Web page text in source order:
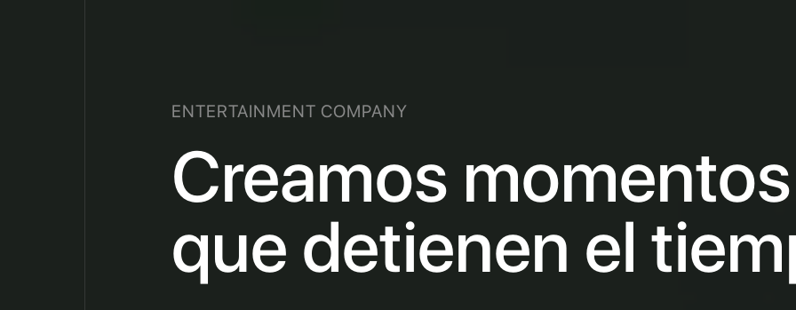
ENTERTAINMENT COMPANY
Creamos momentos
que detienen el